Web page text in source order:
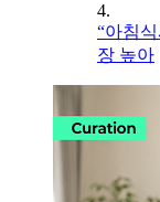
4.
“아침
장 높아